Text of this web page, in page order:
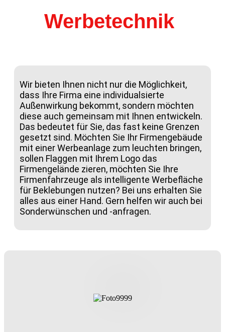
Werbetechnik
Wir bieten Ihnen nicht nur die Möglichkeit,
dass Ihre Firma eine individualsierte
Außenwirkung bekommt, sondern möchten
diese auch gemeinsam mit Ihnen entwickeln.
Das bedeutet für Sie, das fast keine Grenzen
gesetzt sind. Möchten Sie Ihr Firmengebäude
mit einer Werbeanlage zum leuchten bringen,
sollen Flaggen mit Ihrem Logo das
Firmengelände zieren, möchten Sie Ihre
Firmenfahrzeuge als intelligente Werbefläche
für Beklebungen nutzen? Bei uns erhalten Sie
alles aus einer Hand. Gern helfen wir auch bei
Sonderwünschen und -anfragen.